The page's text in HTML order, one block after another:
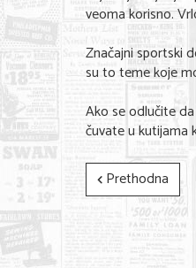
veoma korisno.
Značajni sportski
su to teme koje
Ako se odlučite
čuvate u kutijama
Prethodna